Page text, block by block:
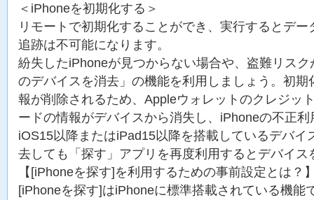
＜iPhoneを初期化する＞
リモートで初期化することができ、実行するとデ
追跡は不可能になります。
紛失したiPhoneが見つからない場合や、盗難リス
のデバイスを消去」の機能を利用しましょう。初期
報が削除されるため、Appleウォレットのクレジッ
ードの情報がデバイスから消失し、iPhoneの不正
iOS15以降またはiPad15以降を搭載しているデバイ
去しても「探す」アプリを再度利用するとデバイス
【[iPhoneを探す]を利用するための事前設定とは？
[iPhoneを探す]はiPhoneに標準搭載されている機能